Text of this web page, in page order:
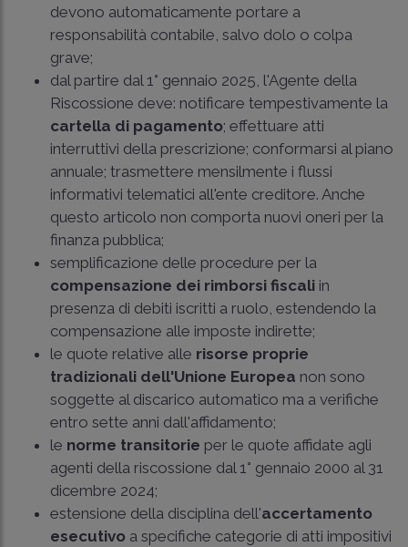
devono automaticamente portare a
responsabilità contabile, salvo dolo o colpa
grave;
dal partire dal 1° gennaio 2025, l'Agente della
Riscossione deve: notificare tempestivamente la
cartella di pagamento; effettuare atti
interruttivi della prescrizione; conformarsi al piano
annuale; trasmettere mensilmente i flussi
informativi telematici all'ente creditore. Anche
questo articolo non comporta nuovi oneri per la
finanza pubblica;
semplificazione delle procedure per la
compensazione dei rimborsi fiscali in
presenza di debiti iscritti a ruolo, estendendo la
compensazione alle imposte indirette;
le quote relative alle risorse proprie
tradizionali dell'Unione Europea non sono
soggette al discarico automatico ma a verifiche
entro sette anni dall'affidamento;
le norme transitorie per le quote affidate agli
agenti della riscossione dal 1° gennaio 2000 al 31
dicembre 2024;
estensione della disciplina dell'accertamento
esecutivo a specifiche categorie di atti impositivi